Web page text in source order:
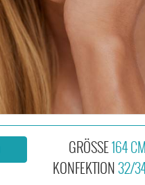
GRÖSSE164 CM
KONFEKTION32/